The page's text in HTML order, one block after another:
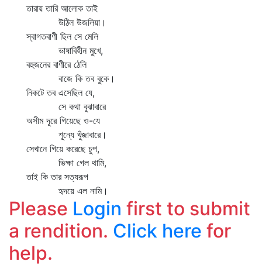
তারায় তারি আলোক তাই
উঠিল উজলিয়া।
স্বাগতবাণী ছিল সে মেলি
ভাষাবিহীন মুখে,
বহুজনের বাণীরে ঠেলি
বাজে কি তব বুকে।
নিকটে তব এসেছিল যে,
সে কথা বুঝাবারে
অসীম দূরে গিয়েছে ও-যে
শূন্যে খুঁজাবারে।
সেখানে গিয়ে করেছে চুপ,
ভিক্ষা গেল থামি,
তাই কি তার সত্যরূপ
হৃদয়ে এল নামি।
Please Login first to submit
a rendition. Click here for
help.